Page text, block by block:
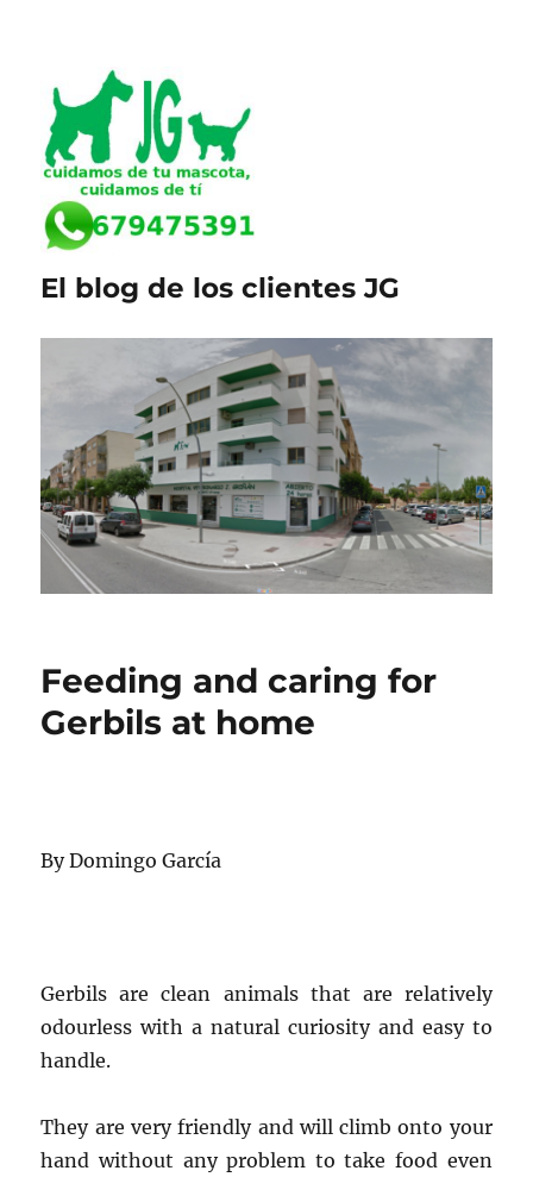
El blog de los clientes JG
Feeding and caring for
Gerbils at home
By Domingo García
Gerbils are clean animals that are relatively
odourless with a natural curiosity and easy to
handle.
They are very friendly and will climb onto your
hand without any problem to take food even